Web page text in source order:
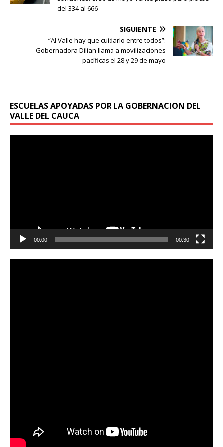
del 334 al 666
SIGUIENTE
“Al Valle hay que cuidarlo entre todos”:
Gobernadora Dilian llama a movilizaciones
pacíficas el 28 y 29 de mayo
ESCUELAS APOYADAS POR LA GOBERNACION DEL
VALLE DEL CAUCA
00:00 00:30